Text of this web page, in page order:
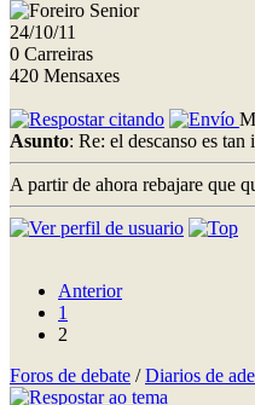
24/10/11
0 Carreiras
420 Mensaxes
Asunto: Re: el descanso es
A partir de ahora rebajare que
Anterior
1
2
Foros de debate /Diarios de